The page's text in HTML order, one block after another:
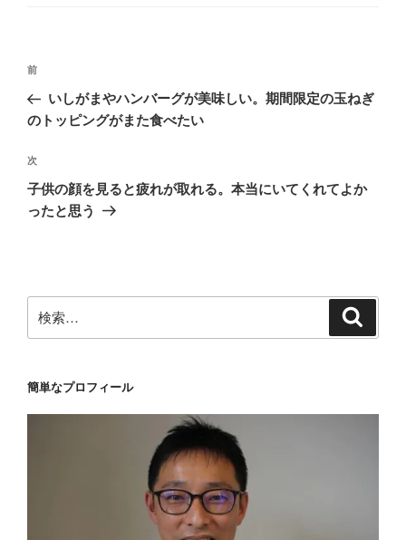
投
ナ
ゲ
ー
シ
前
の
投
前
いしがまやハンバーグが美味しい。期間限定の玉ねぎ
のトッピングがまた食べたい
次
の
次
子供の顔を見ると疲れが取れる。本当にいてくれてよか
ったと思う
索:
簡単なプロフィール